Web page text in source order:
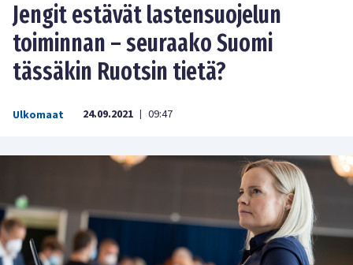
Jengit estävät lastensuojelun
toiminnan – seuraako Suomi
tässäkin Ruotsin tietä?
Ulkomaat 24.09.2021 | 09:47